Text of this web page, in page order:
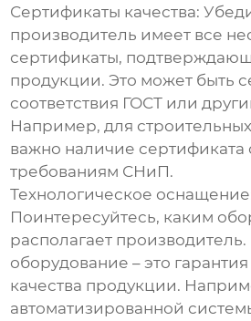
Сертификаты качества:
производитель имеет все
сертификаты,
продукции. Это может быть
соответствия ГОСТ или
Например, для
важно наличие сертификата
требованиям СНиП.
Технологическое
Поинтересуйтесь, каким
располагает
оборудование – это
качества продукции.
автоматизированной